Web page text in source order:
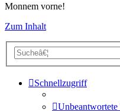
Monnem vorne!
Zum Inhalt
Schnellzugriff
Unbeantwortete